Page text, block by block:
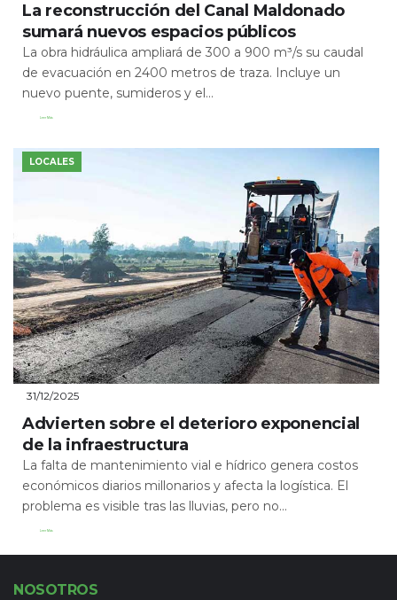
La reconstrucción del Canal Maldonado
sumará nuevos espacios públicos
La obra hidráulica ampliará de 300 a 900 m³/s su caudal
de evacuación en 2400 metros de traza. Incluye un
nuevo puente, sumideros y el...
Leer Más
LOCALES
31/12/2025
Advierten sobre el deterioro exponencial
de la infraestructura
La falta de mantenimiento vial e hídrico genera costos
económicos diarios millonarios y afecta la logística. El
problema es visible tras las lluvias, pero no...
Leer Más
NOSOTROS